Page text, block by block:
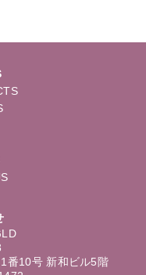
番10号 新和ビル5階